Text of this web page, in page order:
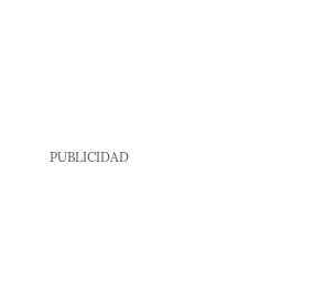
PUBLICIDAD